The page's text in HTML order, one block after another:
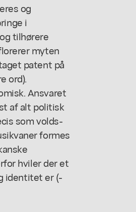
og
i
tilhørere
myten
patent på
ord).
Ansvaret
af alt politisk
som volds-
formes
hviler der et
identitet er (-